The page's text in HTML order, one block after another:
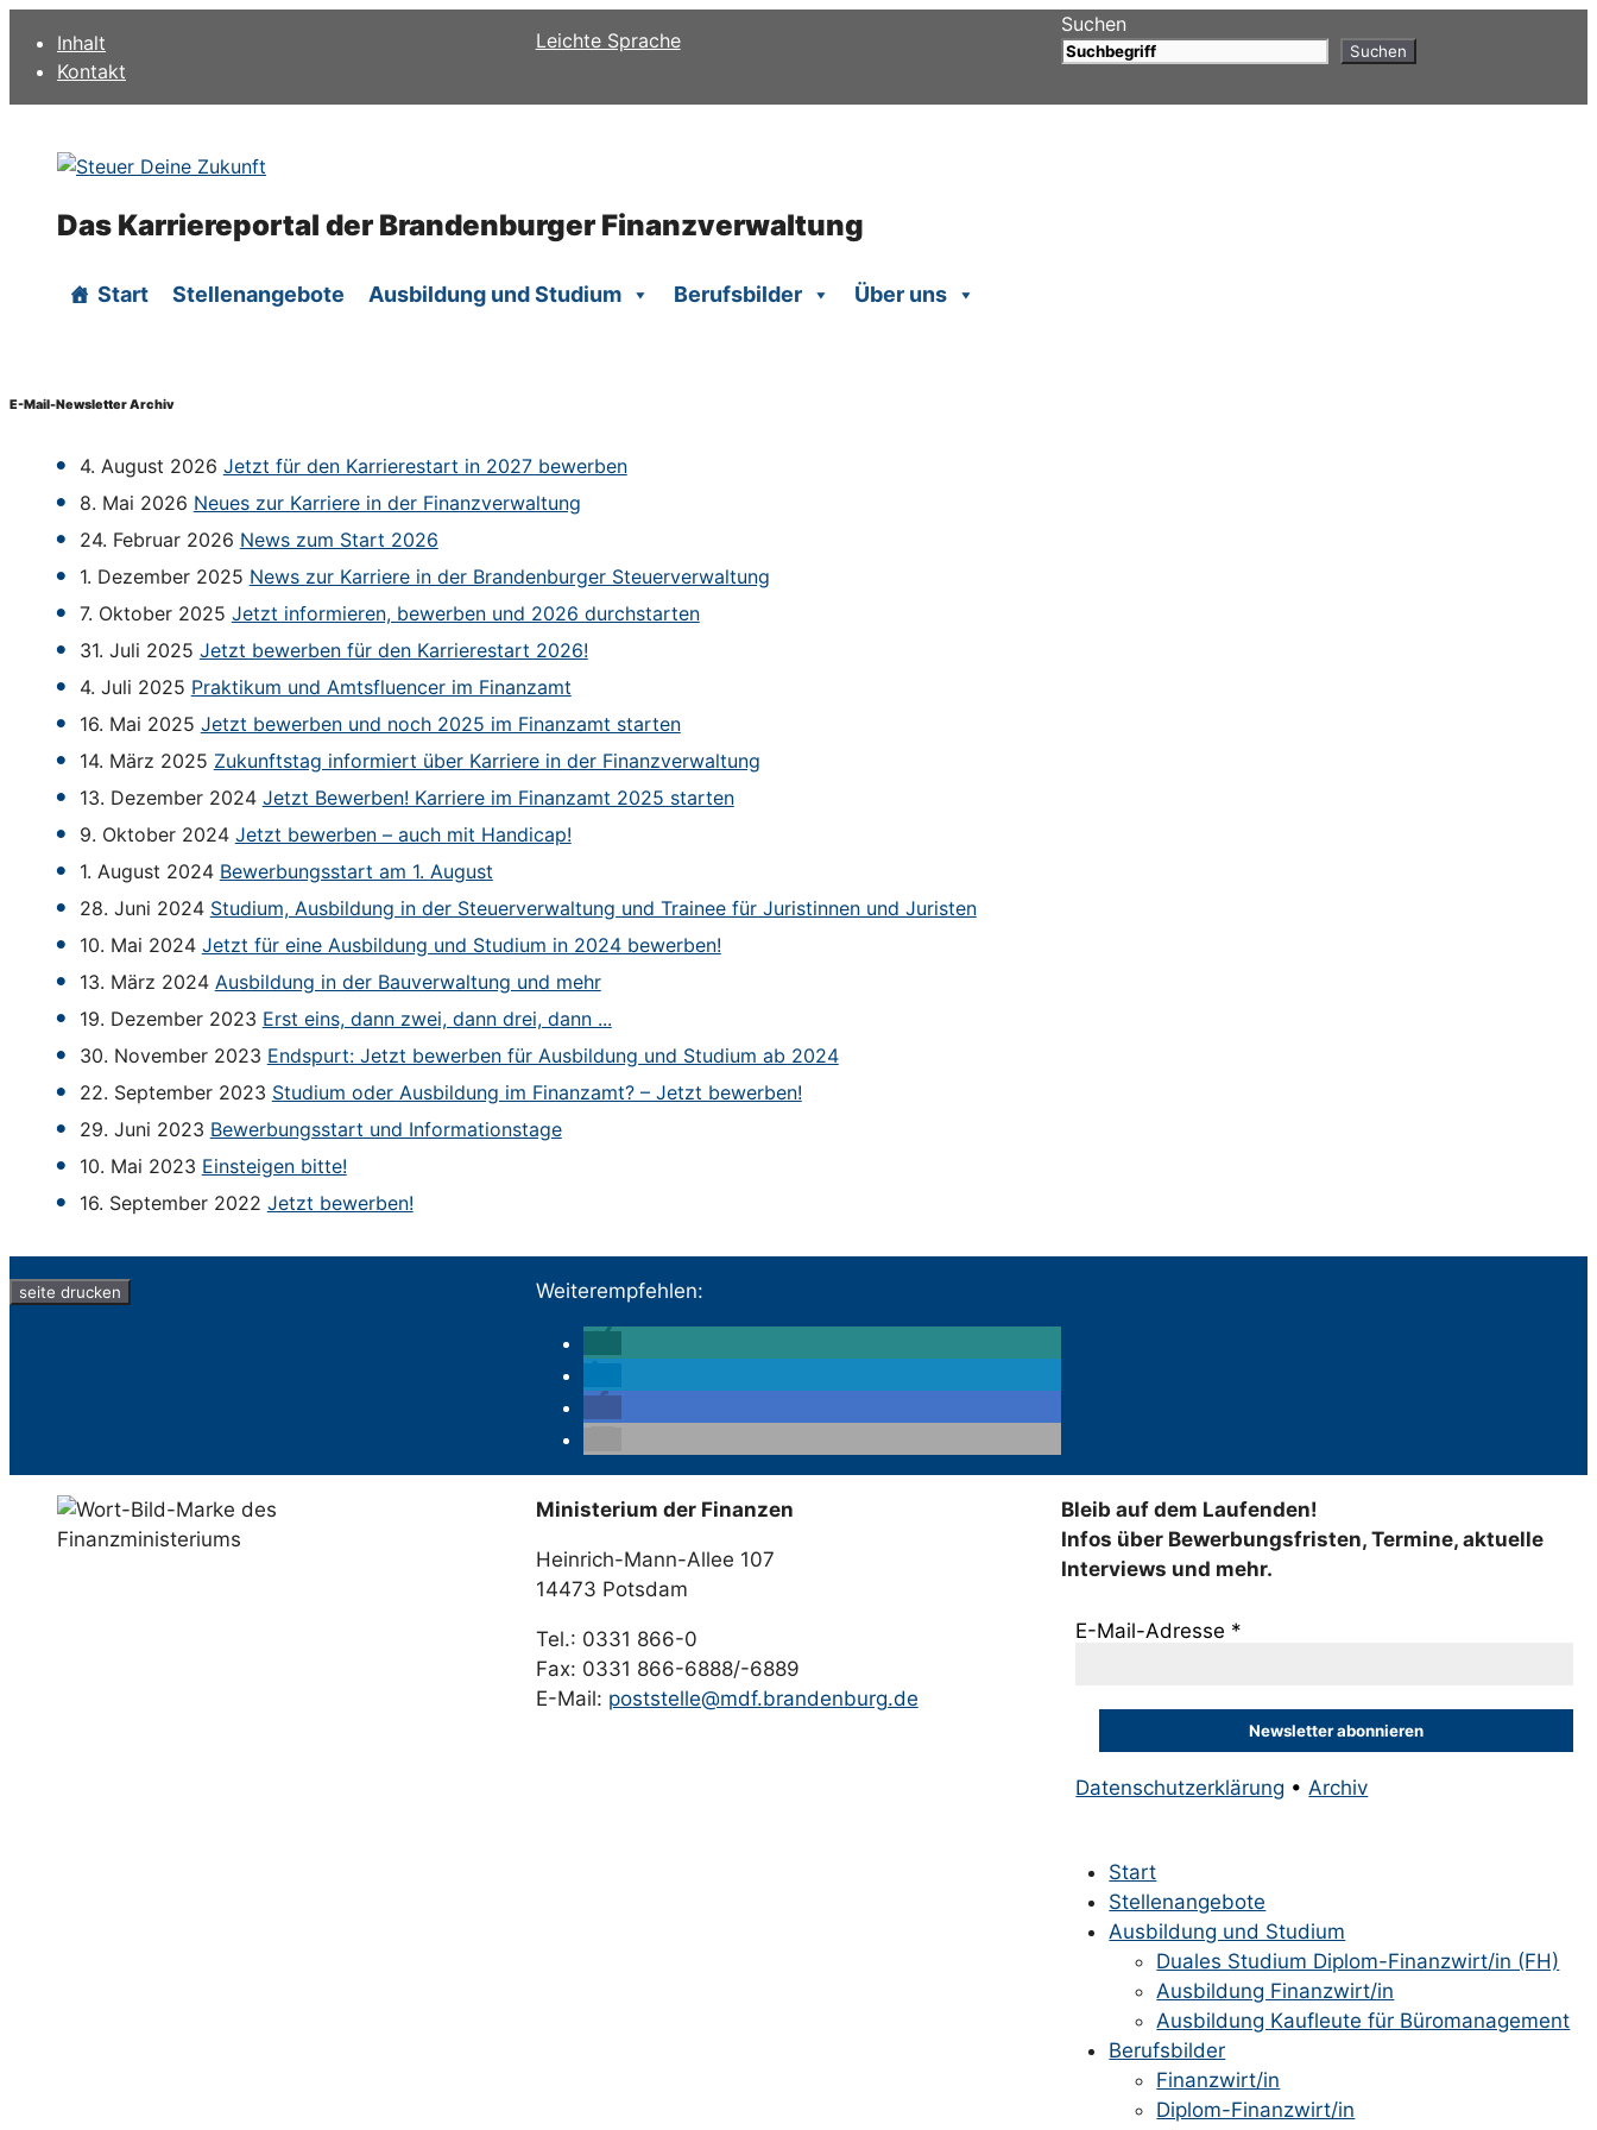
Inhalt
springen
Inhalt
Kontakt
Leichte Sprache
Suchen
Suchen
Das Karriereportal der Brandenburger Finanzverwaltung
Start Stellenangebote Ausbildung und Studium Berufsbilder Über uns
E-Mail-Newsletter Archiv
4. August 2026 Jetzt für den Karrierestart in 2027 bewerben
8. Mai 2026 Neues zur Karriere in der Finanzverwaltung
24. Februar 2026 News zum Start 2026
1. Dezember 2025 News zur Karriere in der Brandenburger Steuerverwaltung
7. Oktober 2025 Jetzt informieren, bewerben und 2026 durchstarten
31. Juli 2025 Jetzt bewerben für den Karrierestart 2026!
4. Juli 2025 Praktikum und Amtsfluencer im Finanzamt
16. Mai 2025 Jetzt bewerben und noch 2025 im Finanzamt starten
14. März 2025 Zukunftstag informiert über Karriere in der Finanzverwaltung
13. Dezember 2024 Jetzt Bewerben! Karriere im Finanzamt 2025 starten
9. Oktober 2024 Jetzt bewerben – auch mit Handicap!
1. August 2024 Bewerbungsstart am 1. August
28. Juni 2024 Studium, Ausbildung in der Steuerverwaltung und Trainee für Juristinnen und Juristen
10. Mai 2024 Jetzt für eine Ausbildung und Studium in 2024 bewerben!
13. März 2024 Ausbildung in der Bauverwaltung und mehr
19. Dezember 2023 Erst eins, dann zwei, dann drei, dann ...
30. November 2023 Endspurt: Jetzt bewerben für Ausbildung und Studium ab 2024
22. September 2023 Studium oder Ausbildung im Finanzamt? – Jetzt bewerben!
29. Juni 2023 Bewerbungsstart und Informationstage
10. Mai 2023 Einsteigen bitte!
16. September 2022 Jetzt bewerben!
seite drucken Weiterempfehlen:
Ministerium der Finanzen
Heinrich-Mann-Allee 107
14473 Potsdam
Tel.: 0331 866-0
Fax: 0331 866-6888/-6889
E-Mail: poststelle@mdf.brandenburg.de
Bleib auf dem Laufenden!
Infos über Bewerbungsfristen, Termine, aktuelle
Interviews und mehr.
E-Mail-Adresse *
Datenschutzerklärung • Archiv
Start
Stellenangebote
Ausbildung und Studium
Duales Studium Diplom-Finanzwirt/in (FH)
Ausbildung Finanzwirt/in
Ausbildung Kaufleute für Büromanagement
Berufsbilder
Finanzwirt/in
Diplom-Finanzwirt/in